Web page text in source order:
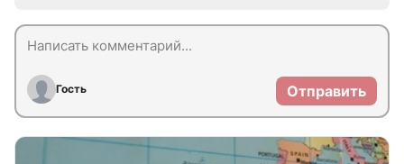
Гость Отправить